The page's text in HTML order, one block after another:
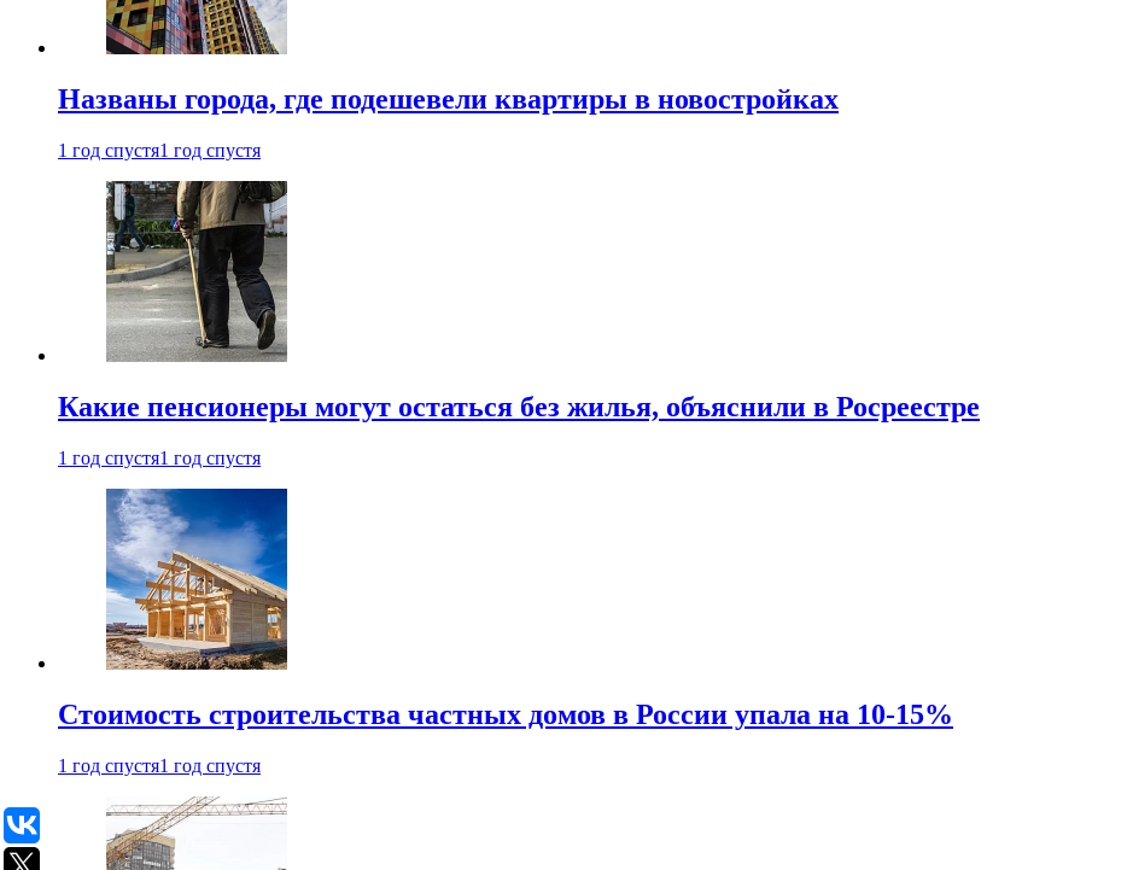
Названы города, где подешевели квартиры в новостройках
1 год спустя1 год спустя
Какие пенсионеры могут остаться без жилья, объяснили в Росреестре
1 год спустя1 год спустя
Стоимость строительства частных домов в России упала на 10-15%
1 год спустя1 год спустя